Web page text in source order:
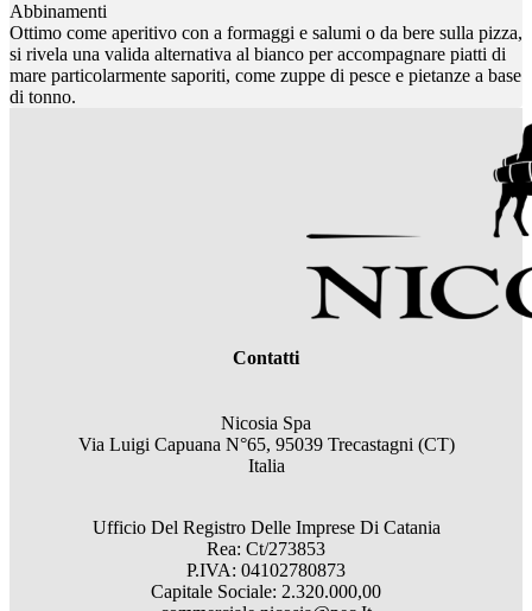
Abbinamenti
Ottimo come aperitivo con a formaggi e salumi o da bere sulla pizza,
si rivela una valida alternativa al bianco per accompagnare piatti di
mare particolarmente saporiti, come zuppe di pesce e pietanze a base
di tonno.
Contatti
Nicosia Spa
Via Luigi Capuana N°65, 95039 Trecastagni (CT)
Italia
Ufficio Del Registro Delle Imprese Di Catania
Rea: Ct/273853
P.IVA: 04102780873
Capitale Sociale: 2.320.000,00